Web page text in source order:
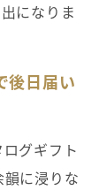
になりま
後日届い
グギフト
に浸りな